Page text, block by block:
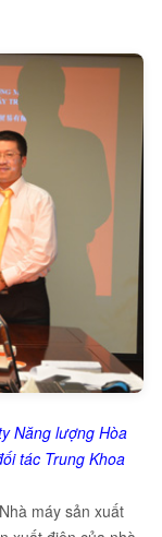
Năng lượng Hòa
tác Trung Khoa
máy sản xuất